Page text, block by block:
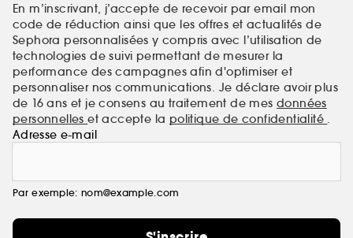
En m’inscrivant, j’accepte de recevoir par email mon
code de réduction ainsi que les offres et actualités de
Sephora personnalisées y compris avec l’utilisation de
technologies de suivi permettant de mesurer la
performance des campagnes afin d'optimiser et
personnaliser nos communications. Je déclare avoir plus
de 16 ans et je consens au traitement de mes données
personnelleset accepte la politique de confidentialité
Adresse e-mail
Par exemple: nom@example.com